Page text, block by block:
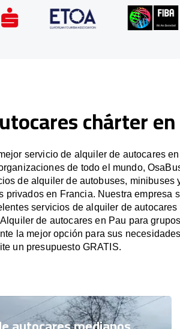
chárter
servicio de alquiler de autocares
de todo el mundo,
de alquiler de autobuses, minibuses
privados en Francia. Nuestra empresa
servicios de alquiler de autocares
de autocares en Pau para
la mejor opción para sus
un presupuesto GRATIS.